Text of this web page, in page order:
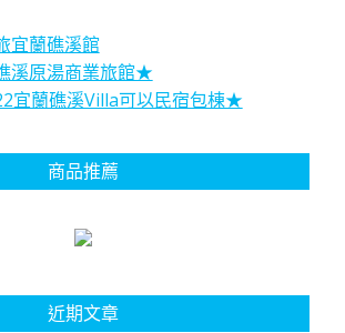
宜蘭礁溪館
溪原湯商業旅館★
宜蘭礁溪Villa可以民宿包棟★
商品推薦
近期文章